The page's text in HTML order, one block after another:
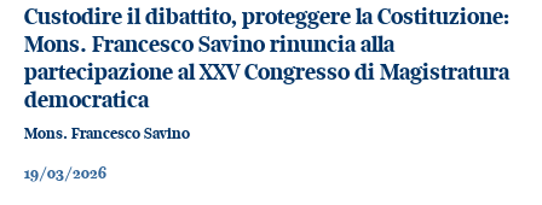
Custodire il dibattito, proteggere la Costituzione:
Mons. Francesco Savino rinuncia alla
partecipazione al XXV Congresso di Magistratura
democratica
Mons. Francesco Savino
19/03/2026